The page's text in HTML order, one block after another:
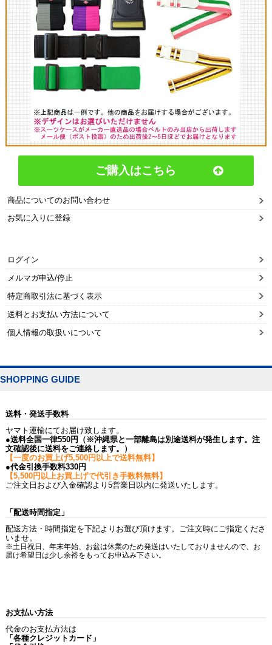
ご購入はこちら
商品についてのお問い合わせ
お気に入りに登録
ログイン
メルマガ申込/停止
特定商取引法に基づく表示
送料とお支払い方法について
個人情報の取扱いについて
SHOPPING GUIDE
送料・発送手数料
ヤマト運輸にてお届け致します。
●送料全国一律550円（※沖縄県と一部離島は別途送料が発生します。注
文確認後に送料をご連絡します。）
【一度のお買上げ5,500円以上で送料無料】
●代金引換手数料330円
【5,500円以上お買上げで代引き手数料無料】
ご注文日および入金確認より5営業日以内に発送いたします。
「配送時間指定」
配送方法・時間指定を下記よりお選び頂けます。ご注文時にご指定くださ
いませ。
※土日祝日、年末年始、お盆は休業のため発送はいたしておりませんので、お
届け希望日は少し余裕をもってお申込み下さい。
お支払い方法
代金のお支払方法は
「各種クレジットカード」